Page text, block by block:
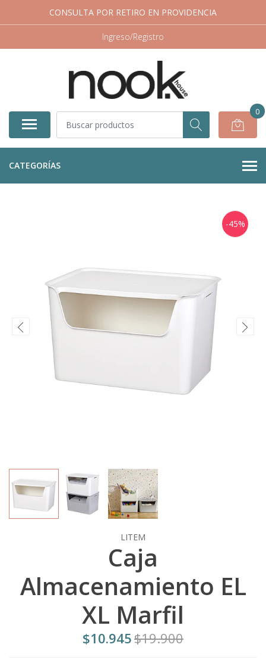
CONSULTA POR RETIRO EN PROVIDENCIA
Ingreso/Registro
0
CATEGORÍAS
-45%
LITEM
Caja
Almacenamiento EL
XL Marfil
$10.945$19.900